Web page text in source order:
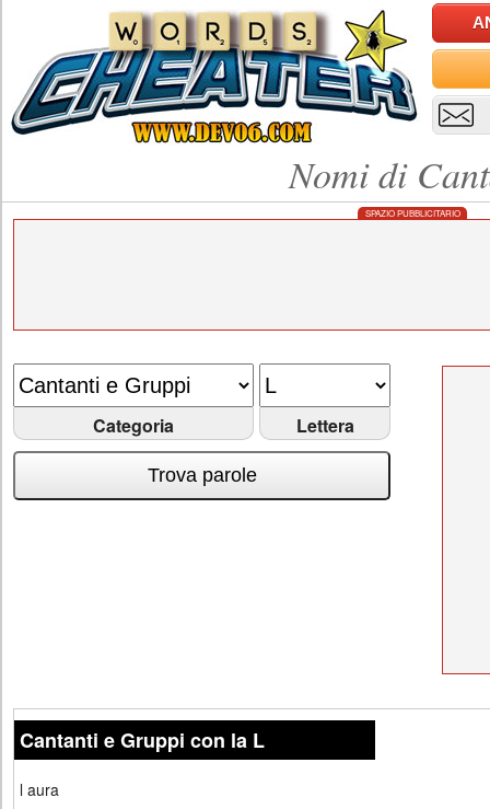
Nomi di
SPAZIO PUBBLICITARIO
Categoria Lettera
Trova parole
Cantanti e Gruppi con la L
l aura